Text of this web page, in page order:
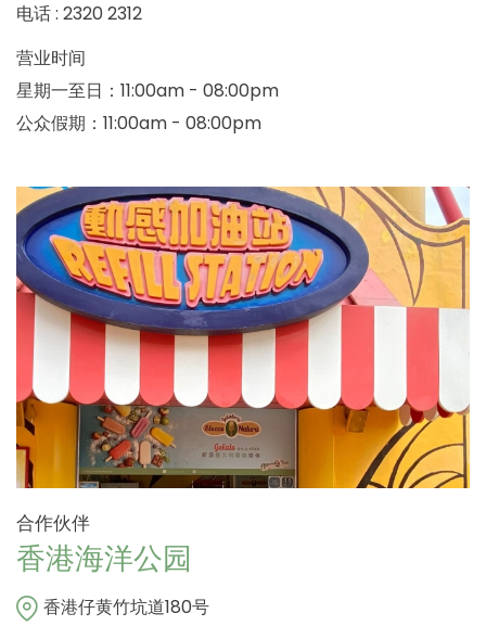
电话 : 2320 2312
营业时间
星期一至日：11:00am - 08:00pm
公众假期：11:00am - 08:00pm
合作伙伴
香港海洋公园
香港仔黄竹坑道180号